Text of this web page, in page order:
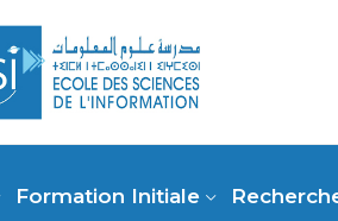
Formation Initiale